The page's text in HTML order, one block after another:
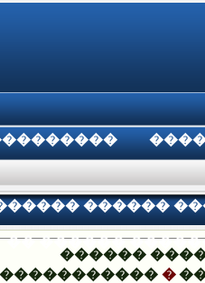
������
�� ������
������
�